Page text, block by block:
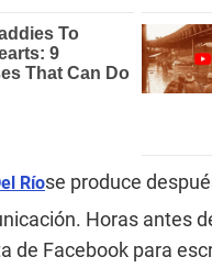
Ríose produce
Horas antes
de Facebook para